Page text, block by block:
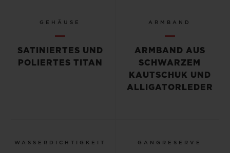
GEHÄUSE
SATINIERTES UND
POLIERTES TITAN
ARMBAND
ARMBAND AUS
SCHWARZEM
KAUTSCHUK UND
ALLIGATORLEDER
WASSERDICHTIGKEIT GANGRESERVE